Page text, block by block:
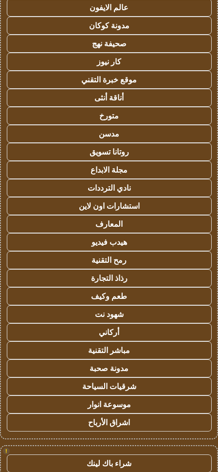
عالم الايفون
مدونة كوكان
صحيفة نهج
كار نيوز
موقع خبرة التقني
أناقة أنثى
متورخ
مدسن
روتانا تسويق
مجلة الابداع
نادي الترددات
استشارات اون لاين
المعارف
هيدب فيديو
رمح التقنية
رذاذ التجارة
طعم وكيف
شهود نت
أركاني
مباشر التقنية
مدونة صحبة
شرقيات السياحة
موسوعة انوار
اشراق الأرباح
!
شراء باك لينك